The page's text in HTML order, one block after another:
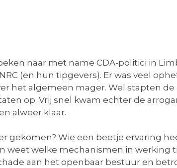
naar met name CDA-politici in
(en hun tipgevers). Er was veel
het algemeen mager. Wel stapten
op. Vrij snel kwam echter de
alweer klaar.
gekomen? Wie een beetje ervaring
weet welke mechanismen in werking
aan het openbaar bestuur en